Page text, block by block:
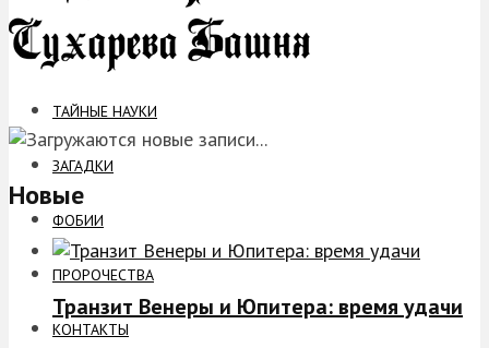
ТАЙНЫЕ НАУКИ
ЗАГАДКИ
ФОБИИ
ПРОРОЧЕСТВА
КОНТАКТЫ
Новые
Транзит Венеры и Юпитера: время удачи